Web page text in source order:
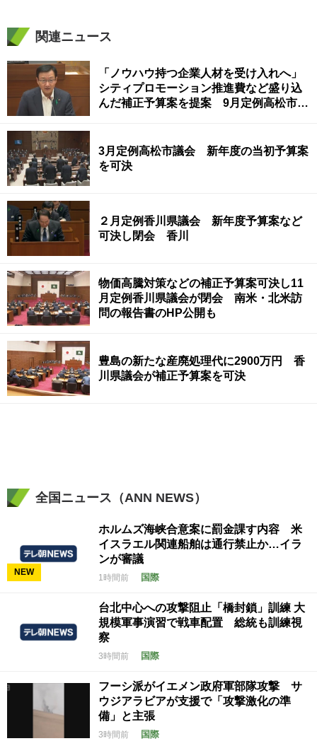
関連ニュース
「ノウハウ持つ企業人材を受け入れへ」
シティプロモーション推進費など盛り込
んだ補正予算案を提案 9月定例高松市議
3月定例高松市議会 新年度の当初予算案
を可決
２月定例香川県議会 新年度予算案など
可決し閉会 香川
物価高騰対策などの補正予算案可決し11
月定例香川県議会が閉会 南米・北米訪
問の報告書のHP公開も
豊島の新たな産廃処理代に2900万円 香
川県議会が補正予算案を可決
全国ニュース（ANN NEWS）
NEW
ホルムズ海峡合意案に罰金課す内容 米
イスラエル関連船舶は通行禁止か…イラ
ンが審議
1時間前 国際
台北中心への攻撃阻止「橋封鎖」訓練 大
規模軍事演習で戦車配置 総統も訓練視
察
3時間前 国際
フーシ派がイエメン政府軍部隊攻撃 サ
ウジアラビアが支援で「攻撃激化の準
備」と主張
3時間前 国際